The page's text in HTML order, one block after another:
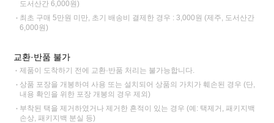
도서산간 6,000원)
최초 구매 5만원 미만, 초기 배송비 결제한 경우 : 3,000원 (제주, 도서산간
6,000원)
교환·반품 불가
제품이 도착하기 전에 교환·반품 처리는 불가능합니다.
상품 포장을 개봉하여 사용 또는 설치되어 상품의 가치가 훼손된 경우 (단,
내용 확인을 위한 포장 개봉의 경우 제외)
부착된 택을 제거하였거나 제거한 흔적이 있는 경우 (예: 택제거, 패키지백
손상, 패키지백 분실 등)